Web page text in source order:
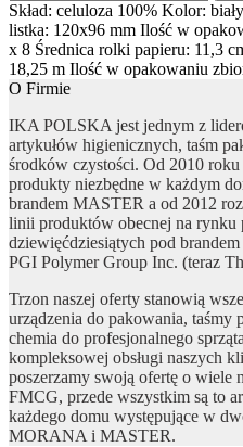
Skład: celuloza 100% Kolor:
listka: 120x96 mm Ilość w
x 8 Średnica rolki papieru: 11,3
18,25 m Ilość w opakowaniu
O Firmie
IKA POLSKA jest jednym z
artykułów higienicznych, taśm
środków czystości. Od 2010
produkty niezbędne w każdym
brandem MASTER a od 2012
linii produktów obecnej na rynku
dziewięćdziesiątych pod
PGI Polymer Group Inc. (teraz
Trzon naszej oferty stanowią
urządzenia do pakowania, taśmy
chemia do profesjonalnego
kompleksowej obsługi naszych
poszerzamy swoją ofertę o wiele
FMCG, przede wszystkim są to
każdego domu występujące w
MORANA i MASTER.